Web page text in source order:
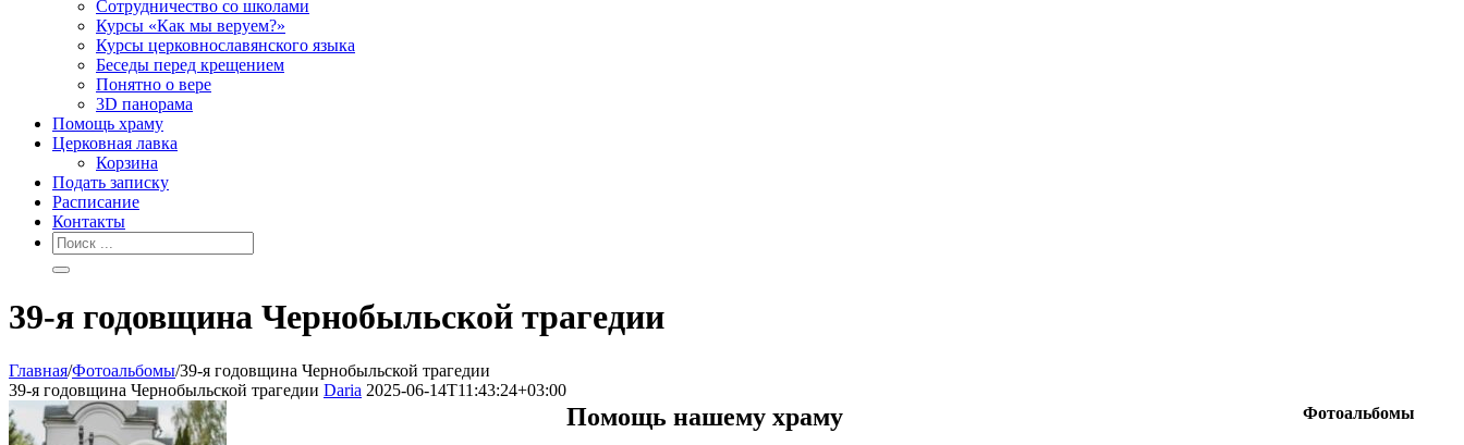
Сотрудничество со школами
Курсы «Как мы веруем?»
Курсы церковнославянского языка
Беседы перед крещением
Понятно о вере
3D панорама
Помощь храму
Церковная лавка
Корзина
Подать записку
Расписание
Контакты
39-я годовщина Чернобыльской трагедии
Главная/Фотоальбомы/39-я годовщина Чернобыльской трагедии
39-я годовщина Чернобыльской трагедии Daria 2025-06-14T11:43:24+03:00
Фотоальбомы
Помощь нашему храму